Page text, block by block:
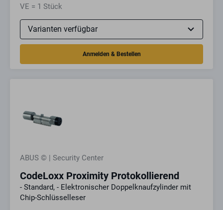
VE = 1 Stück
ABUS © | Security Center
CodeLoxx Proximity Protokollierend
- Standard, - Elektronischer Doppelknaufzylinder mit
Chip-Schlüsselleser